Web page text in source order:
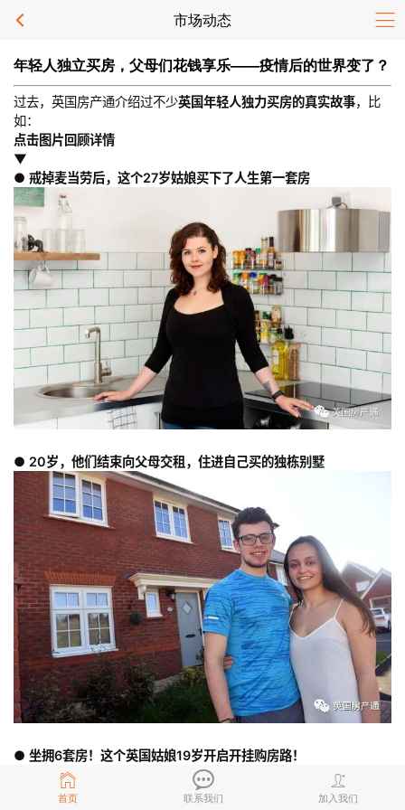
市场动态
首页 联系我们 加入我们
年轻人独立买房，父母们花钱享乐——疫情后的世界变了？
过去，英国房产通介绍过不少英国年轻人独力买房的真实故事，比
如：
点击图片回顾详情
▼
● 戒掉麦当劳后，这个27岁姑娘买下了人生第一套房
● 20岁，他们结束向父母交租，住进自己买的独栋别墅
● 坐拥6套房！这个英国姑娘19岁开启开挂购房路！